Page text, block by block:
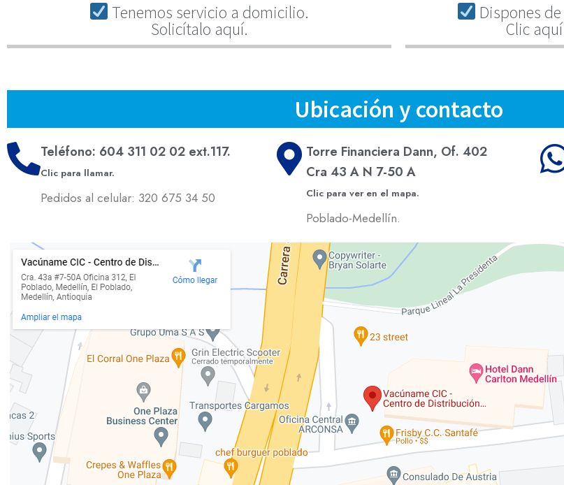
Tenemos servicio a domicilio.
Solicítalo aquí.
Dispones
Clic
Ubicación y contacto
Teléfono: 604 311 02 02 ext.117.
Clic para llamar.
Pedidos al celular: 320 675 34 50
Torre Financiera Dann, Of. 402
Cra 43 A N 7-50 A
Clic para ver en el mapa.
Poblado-Medellín.